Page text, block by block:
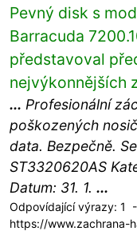
Pevný disk s
Barracuda
představoval
nejvýkonnějších
... Profesionální
poškozených
data. Bezpečně.
ST3320620AS
Datum: 31. 1. ...
Odpovídající výrazy: 1 -
https://www.zachrana-